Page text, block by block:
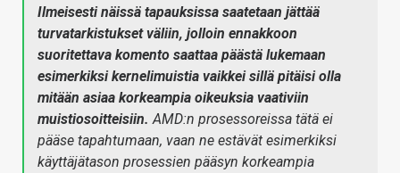
Ilmeisesti näissä tapauksissa saatetaan jättää
turvatarkistukset väliin, jolloin ennakkoon
suoritettava komento saattaa päästä lukemaan
esimerkiksi kernelimuistia vaikkei sillä pitäisi olla
mitään asiaa korkeampia oikeuksia vaativiin
muistiosoitteisiin. AMD:n prosessoreissa tätä ei
pääse tapahtumaan, vaan ne estävät esimerkiksi
käyttäjätason prosessien pääsyn korkeampia